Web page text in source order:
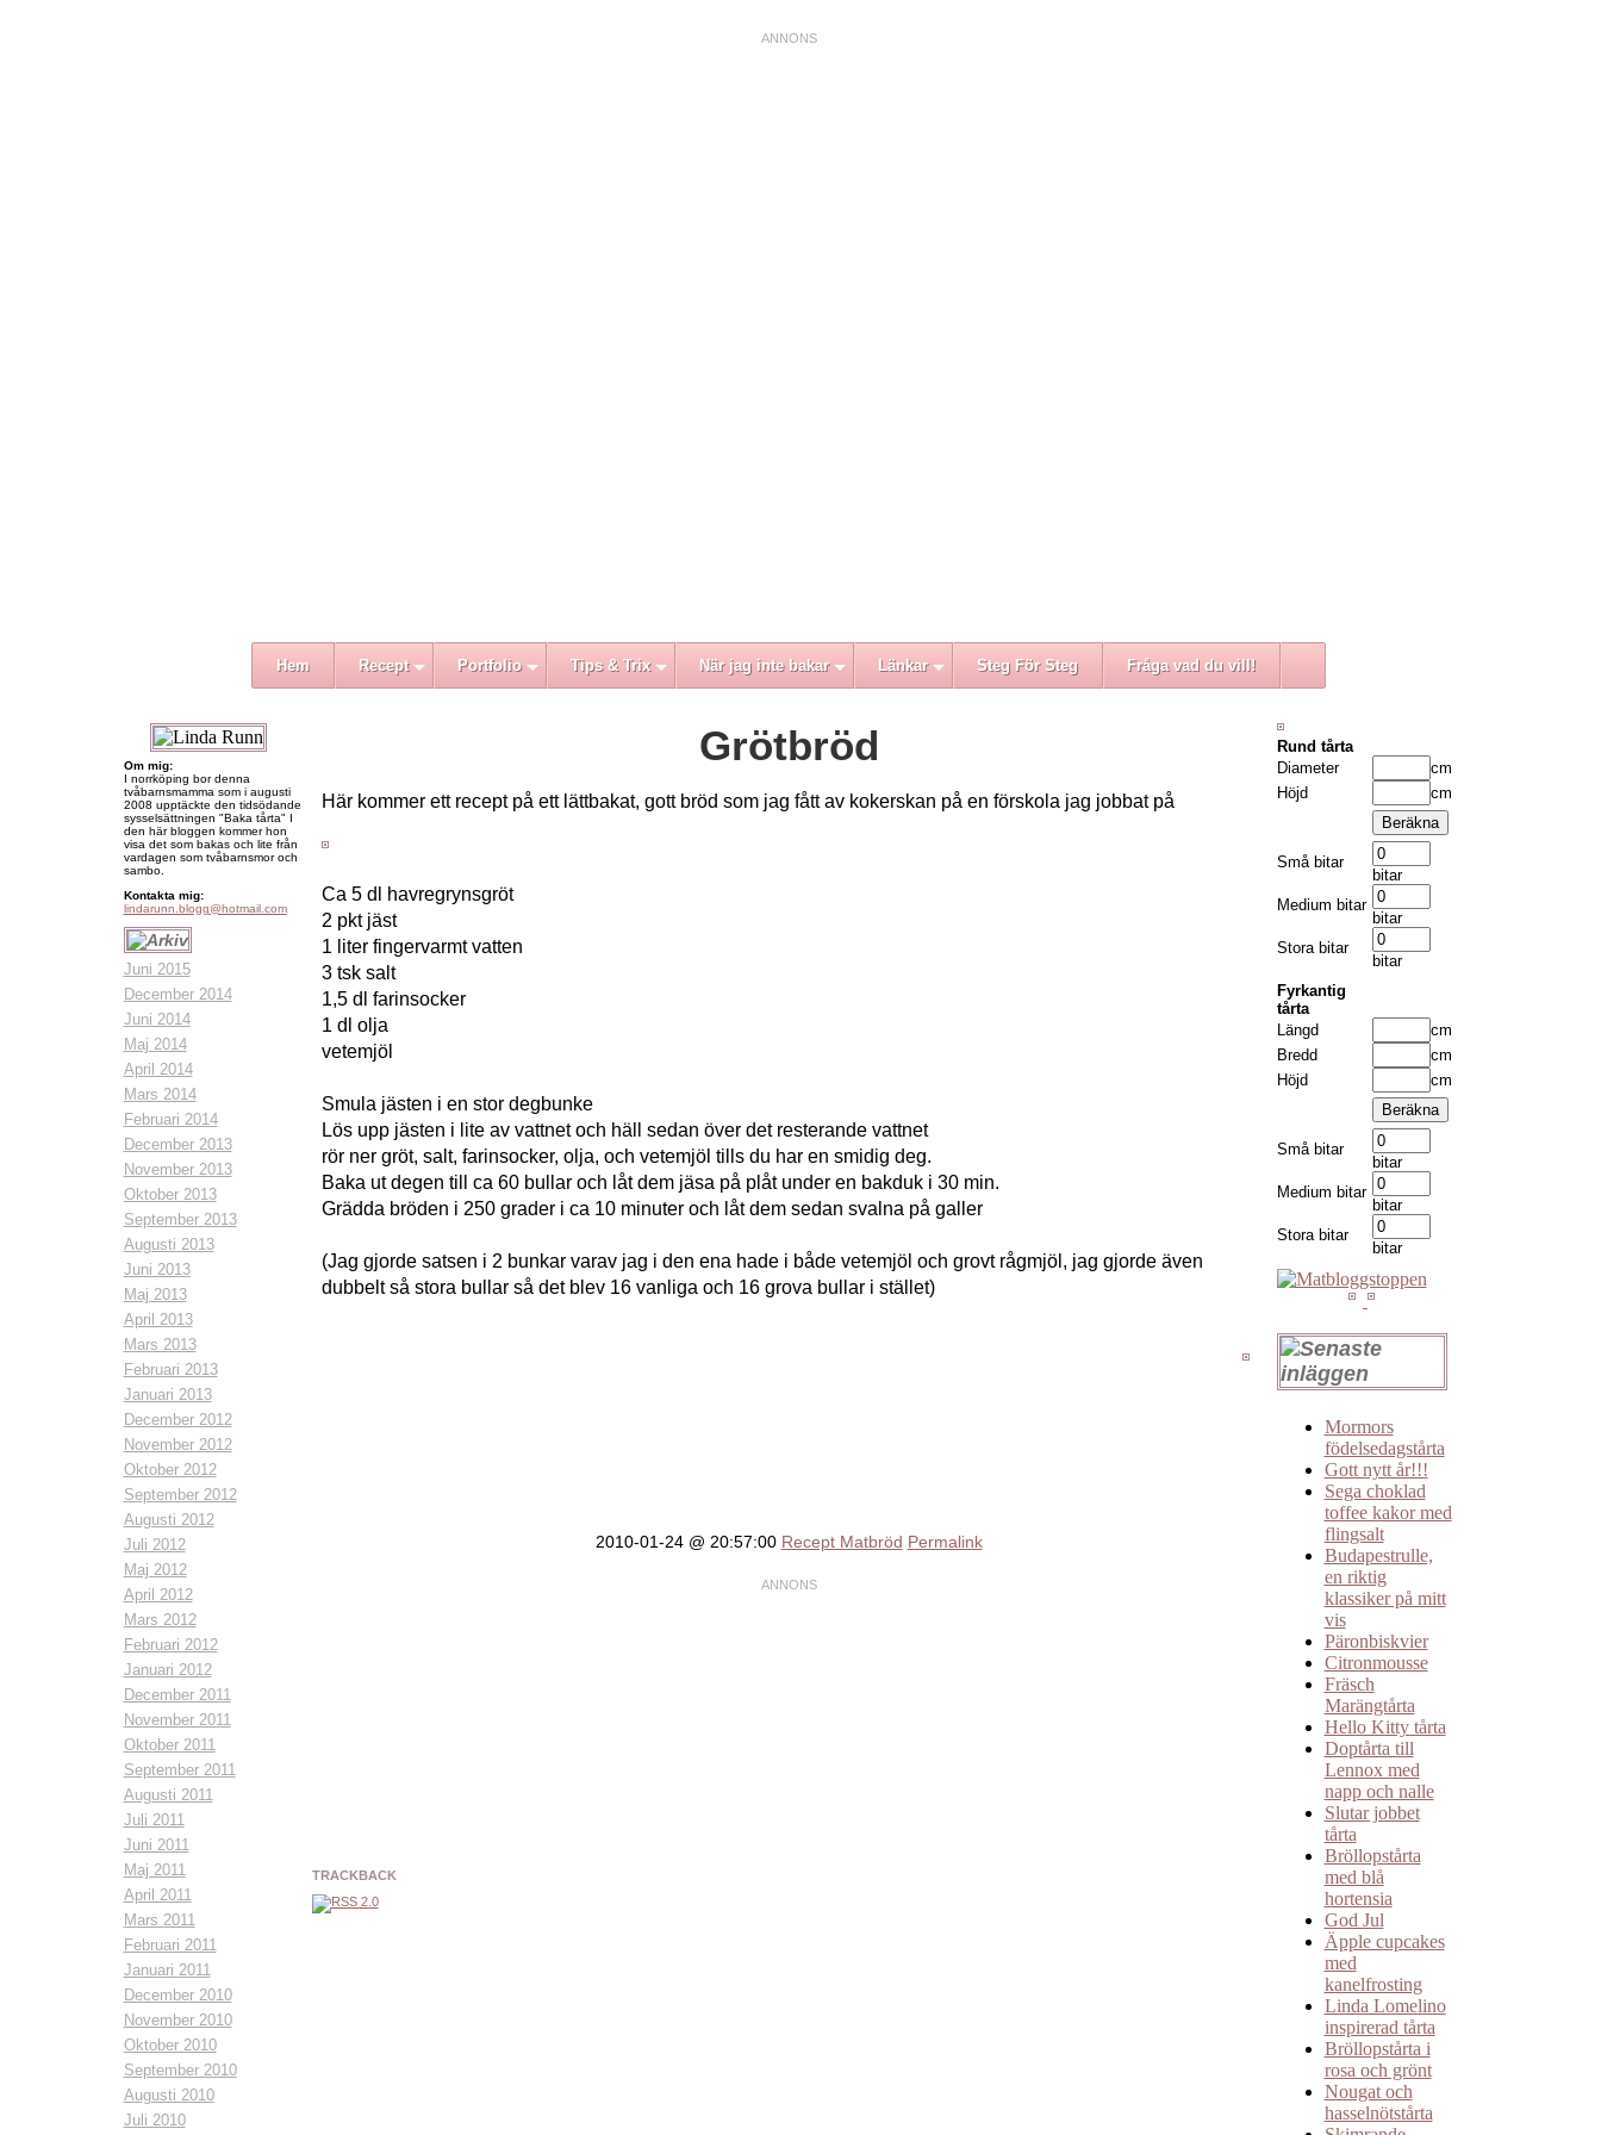
Hem Recept Portfolio Tips & Trix När jag inte bakar Länkar Steg För Steg Fråga vad du vill!
Om mig:
I norrköping bor denna
tvåbarnsmamma som i augusti
2008 upptäckte den tidsödande
sysselsättningen "Baka tårta" I
den här bloggen kommer hon
visa det som bakas och lite från
vardagen som tvåbarnsmor och
sambo.
Kontakta mig:
lindarunn.blogg@hotmail.com
Juni 2015
December 2014
Juni 2014
Maj 2014
April 2014
Mars 2014
Februari 2014
December 2013
November 2013
Oktober 2013
September 2013
Augusti 2013
Juni 2013
Maj 2013
April 2013
Mars 2013
Februari 2013
Januari 2013
December 2012
November 2012
Oktober 2012
September 2012
Augusti 2012
Juli 2012
Maj 2012
April 2012
Mars 2012
Februari 2012
Januari 2012
December 2011
November 2011
Oktober 2011
September 2011
Augusti 2011
Juli 2011
Juni 2011
Maj 2011
April 2011
Mars 2011
Februari 2011
Januari 2011
December 2010
November 2010
Oktober 2010
September 2010
Augusti 2010
Juli 2010
Grötbröd
Här kommer ett recept på ett lättbakat, gott bröd som jag fått av kokerskan på en förskola jag jobbat på
Ca 5 dl havregrynsgröt
2 pkt jäst
1 liter fingervarmt vatten
3 tsk salt
1,5 dl farinsocker
1 dl olja
vetemjöl
Smula jästen i en stor degbunke
Lös upp jästen i lite av vattnet och häll sedan över det resterande vattnet
rör ner gröt, salt, farinsocker, olja, och vetemjöl tills du har en smidig deg.
Baka ut degen till ca 60 bullar och låt dem jäsa på plåt under en bakduk i 30 min.
Grädda bröden i 250 grader i ca 10 minuter och låt dem sedan svalna på galler
(Jag gjorde satsen i 2 bunkar varav jag i den ena hade i både vetemjöl och grovt rågmjöl, jag gjorde även
dubbelt så stora bullar så det blev 16 vanliga och 16 grova bullar i stället)
2010-01-24 @ 20:57:00 Recept Matbröd Permalink
TRACKBACK
Rund tårta
Diameter
cm
Höjd
cm
Små bitar
bitar
Medium bitar
bitar
Stora bitar
bitar
Fyrkantig
tårta
Längd
cm
Bredd
cm
Höjd
cm
Små bitar
bitar
Medium bitar
bitar
Stora bitar
bitar
Mormors
födelsedagstårta
Gott nytt år!!!
Sega choklad
toffee kakor med
flingsalt
Budapestrulle,
en riktig
klassiker på mitt
vis
Päronbiskvier
Citronmousse
Fräsch
Marängtårta
Hello Kitty tårta
Doptårta till
Lennox med
napp och nalle
Slutar jobbet
tårta
Bröllopstårta
med blå
hortensia
God Jul
Äpple cupcakes
med
kanelfrosting
Linda Lomelino
inspirerad tårta
Bröllopstårta i
rosa och grönt
Nougat och
hasselnötstårta